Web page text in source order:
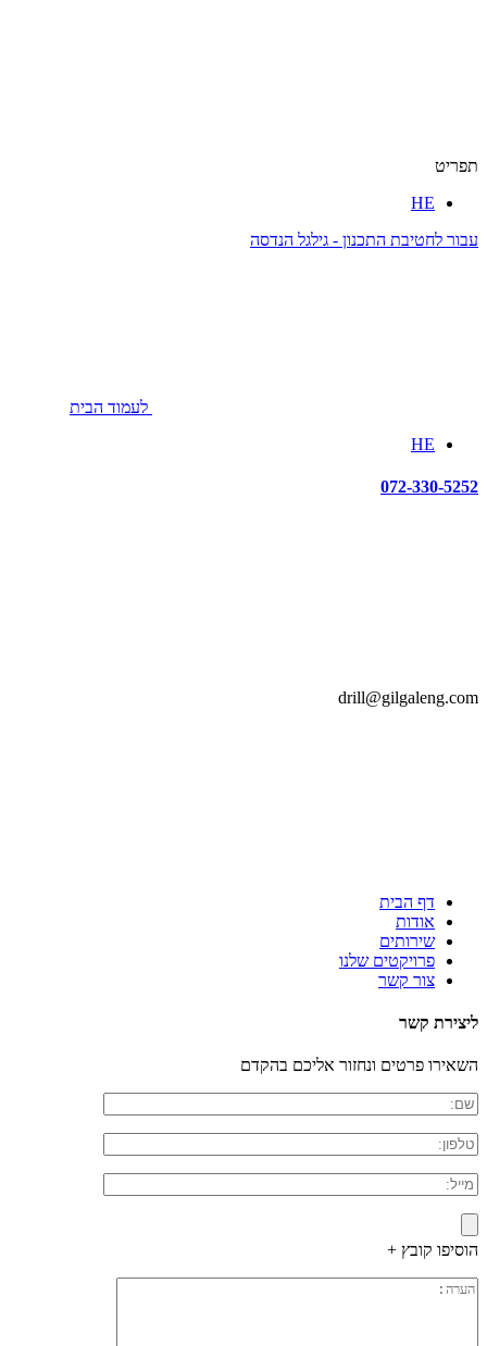
תפריט
HE
עבור לחטיבת התכנון - גילגל הנדסה
לעמוד הבית
HE
072-330-5252
drill@gilgaleng.com
דף הבית
אודות
שירותים
פרויקטים שלנו
צור קשר
ליצירת קשר
השאירו פרטים ונחזור אליכם בהקדם
הוסיפו קובץ +